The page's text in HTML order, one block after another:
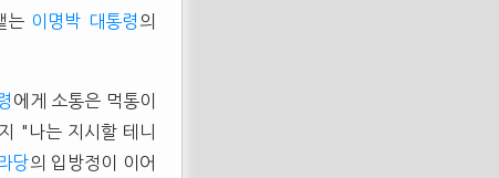
는 이명박 대통령 의
에게 소통은 먹통이
"나는 지시할 테니
당의 입방정이 이어